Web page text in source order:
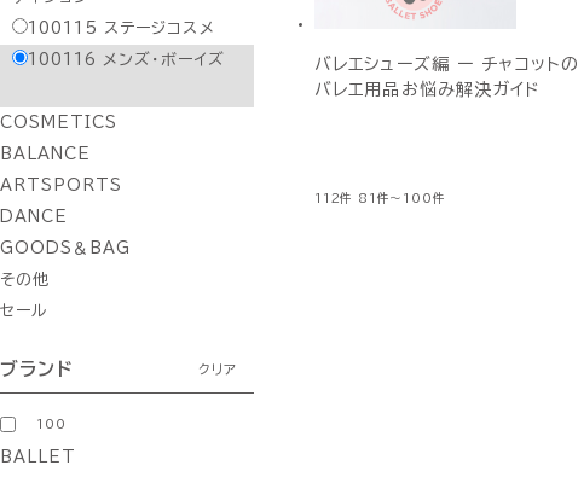
100115
ステージコスメ
100116
メンズ・ボーイズ
COSMETICS
BALANCE
ARTSPORTS
DANCE
GOODS＆BAG
その他
セール
ブランド クリア
100
BALLET
バレエシューズ編 ー チャコットの
バレエ用品お悩み解決ガイド
112件 81件～100件